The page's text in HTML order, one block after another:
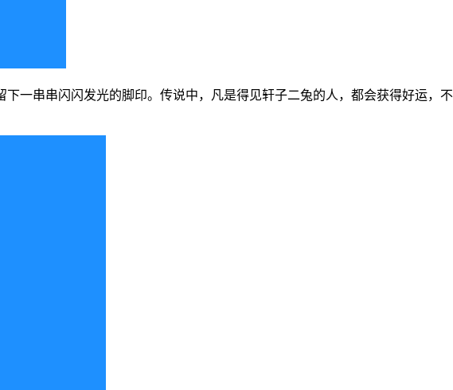
一串串闪闪发光的脚印。传说中，凡是得见轩子二兔的人，都会获得好运，